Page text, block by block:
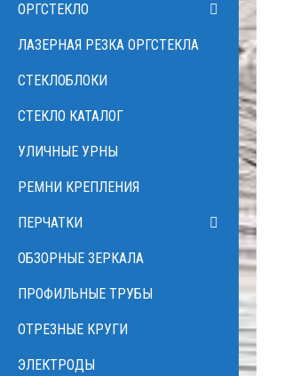
ОРГСТЕКЛО
ЛАЗЕРНАЯ РЕЗКА ОРГСТЕКЛА
СТЕКЛОБЛОКИ
СТЕКЛО КАТАЛОГ
УЛИЧНЫЕ УРНЫ
РЕМНИ КРЕПЛЕНИЯ
ПЕРЧАТКИ
ОБЗОРНЫЕ ЗЕРКАЛА
ПРОФИЛЬНЫЕ ТРУБЫ
ОТРЕЗНЫЕ КРУГИ
ЭЛЕКТРОДЫ